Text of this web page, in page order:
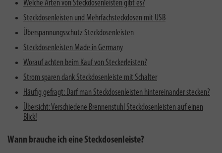
Welche Arten von Steckdosenleisten gibt es?
Steckdosenleisten und Mehrfachsteckdosen mit USB
Überspannungsschutz Steckdosenleisten
Steckdosenleisten Made in Germany
Worauf achten beim Kauf von Steckerleisten?
Strom sparen dank Steckdosenleiste mit Schalter
Häufig gefragt: Darf man Steckdosenleisten hintereinander stecken?
Übersicht: Verschiedene Brennenstuhl Steckdosenleisten auf einen
Blick!
Wann brauche ich eine Steckdosenleiste?